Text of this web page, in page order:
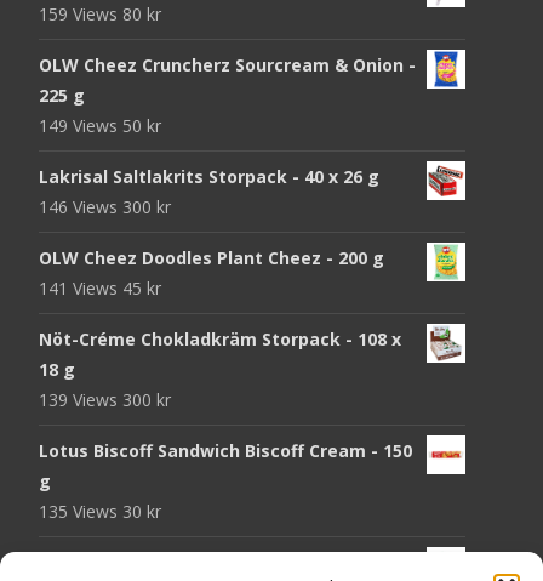
159 Views 80 kr
OLW Cheez Cruncherz Sourcream & Onion -
225 g
149 Views 50 kr
Lakrisal Saltlakrits Storpack - 40 x 26 g
146 Views 300 kr
OLW Cheez Doodles Plant Cheez - 200 g
141 Views 45 kr
Nöt-Créme Chokladkräm Storpack - 108 x
18 g
139 Views 300 kr
Lotus Biscoff Sandwich Biscoff Cream - 150
g
135 Views 30 kr